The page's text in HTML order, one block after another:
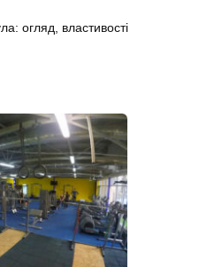
огляд, властивості